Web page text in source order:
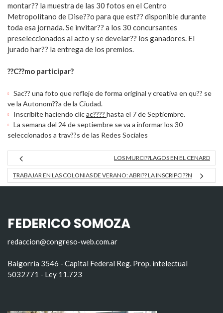
montar?? la muestra de las 30 fotos en el Centro
Metropolitano de Dise??o para que est?? disponible durante
toda esa jornada. Se invitar?? a los 30 concursantes
preseleccionados al acto y se develar?? los ganadores. El
jurado har?? la entrega de los premios.
??C??mo participar?
Sac?? una foto que refleje de forma original y creativa en qu?? se
ve la Autonom??a de la Ciudad.
Inscribite haciendo clicac???? hasta el 7 de Septiembre.
La semana del 24 de septiembre se va a informar los 30
seleccionados a trav??s de las Redes Sociales
LOS MURCI??LAGOS EN EL CENARD
TRABAJAR EN LAS COLONIAS DE VERANO: ABRI?? LA INSCRIPCI??N
FEDERICO SOMOZA
redaccion@congreso-web.com.ar
Baigorria 3546 - Capital Federal Reg. Prop. intelectual
5032771 - Ley 11.723